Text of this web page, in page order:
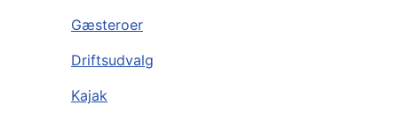
Gæsteroer
Driftsudvalg
Kajak